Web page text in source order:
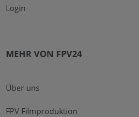
Login
MEHR VON FPV24
Über uns
FPV Filmproduktion